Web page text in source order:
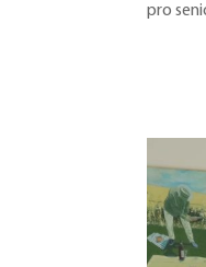
pro